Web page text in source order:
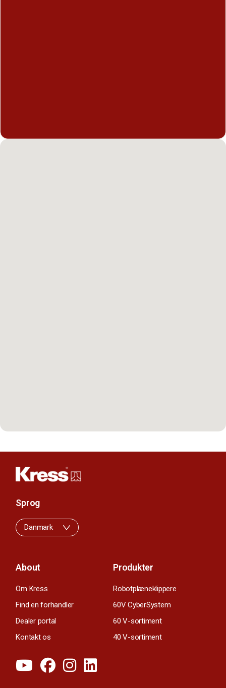
About
Om Kress
Find en forhandler
Dealer portal
Kontakt os
Produkter
Robotplæneklippere
60V CyberSystem
60 V-sortiment
40 V-sortiment
Sprog
Danmark